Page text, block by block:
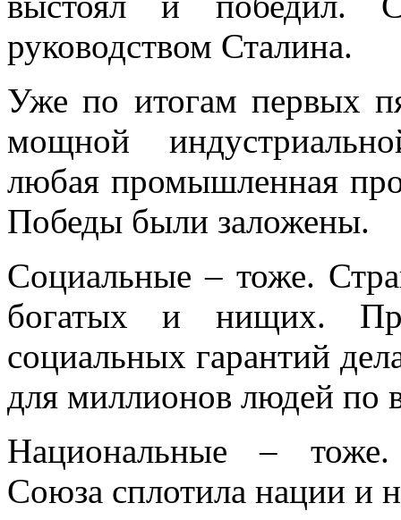
руководством Сталина.
Уже по итогам первых
мощной
любая промышленная
Победы были заложены.
Социальные – тоже.
богатых и нищих.
социальных гарантий
для миллионов людей по
Национальные – тоже.
Союза сплотила нации и